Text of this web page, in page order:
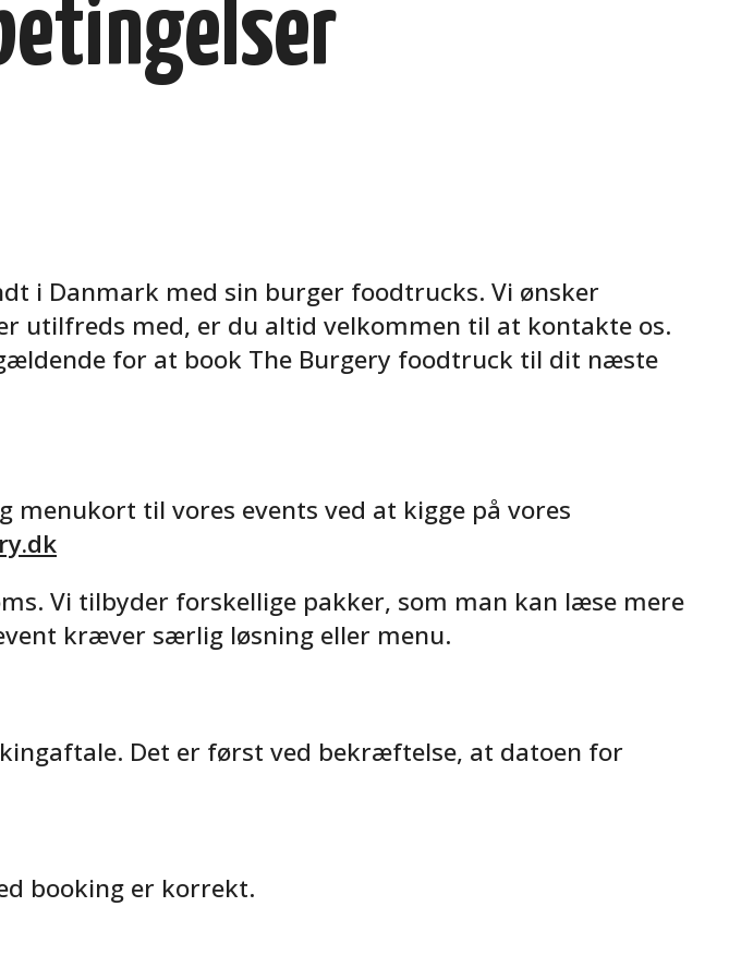
i Danmark med sin burger foodtrucks. Vi ønsker
utilfreds med, er du altid velkommen til at kontakte os.
for at book The Burgery foodtruck til dit næste
til vores events ved at kigge på vores
Vi tilbyder forskellige pakker, som man kan læse mere
kræver særlig løsning eller menu.
Det er først ved bekræftelse, at datoen for
booking er korrekt.